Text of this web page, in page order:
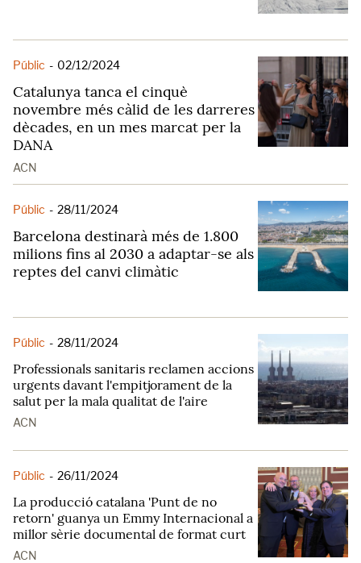
Públic - 02/12/2024
Catalunya tanca el cinquè
novembre més càlid de les darreres
dècades, en un mes marcat per la
DANA
ACN
Públic - 28/11/2024
Barcelona destinarà més de 1.800
milions fins al 2030 a adaptar-se als
reptes del canvi climàtic
Públic - 28/11/2024
Professionals sanitaris reclamen accions
urgents davant l'empitjorament de la
salut per la mala qualitat de l'aire
ACN
Públic - 26/11/2024
La producció catalana 'Punt de no
retorn' guanya un Emmy Internacional a
millor sèrie documental de format curt
ACN